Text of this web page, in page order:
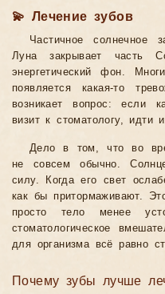
💫 Лечение зубов
Частичное солнечное
Луна закрывает часть
энергетический фон.
появляется какая-то
возникает вопрос: если
визит к стоматологу, идти
Дело в том, что во
не совсем обычно.
силу. Когда его свет
как бы притормаживают.
просто тело менее
стоматологическое
для организма всё равно
Почему зубы лучше